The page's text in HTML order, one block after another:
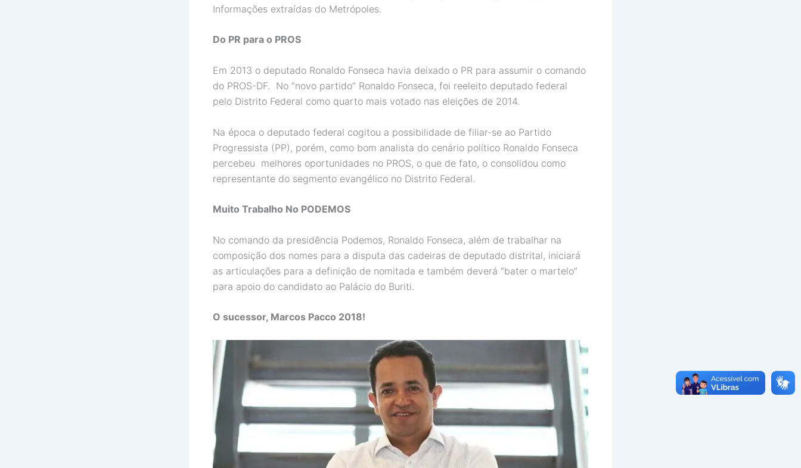
Informações extraídas do Metrópoles.
Do PR para o PROS
Em 2013 o deputado Ronaldo Fonseca havia deixado o PR para assumir o comando
do PROS-DF. No “novo partido” Ronaldo Fonseca, foi reeleito deputado federal
pelo Distrito Federal como quarto mais votado nas eleições de 2014.
Na época o deputado federal cogitou a possibilidade de filiar-se ao Partido
Progressista (PP), porém, como bom analista do cenário político Ronaldo Fonseca
percebeu melhores oportunidades no PROS, o que de fato, o consolidou como
representante do segmento evangélico no Distrito Federal.
Muito Trabalho No PODEMOS
No comando da presidência Podemos, Ronaldo Fonseca, além de trabalhar na
composição dos nomes para a disputa das cadeiras de deputado distrital, iniciará
as articulações para a definição de nomitada e também deverá “bater o martelo”
para apoio do candidato ao Palácio do Buriti.
O sucessor, Marcos Pacco 2018!